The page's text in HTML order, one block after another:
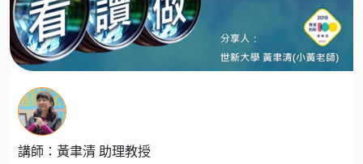
講師：黃聿清 助理教授